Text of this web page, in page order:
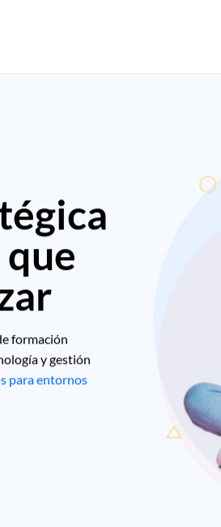
formación
y gestión
para entornos